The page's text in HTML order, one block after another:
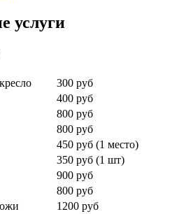
услуги
300 руб
400 руб
800 руб
800 руб
450 руб (1 место)
350 руб (1 шт)
900 руб
800 руб
1200 руб